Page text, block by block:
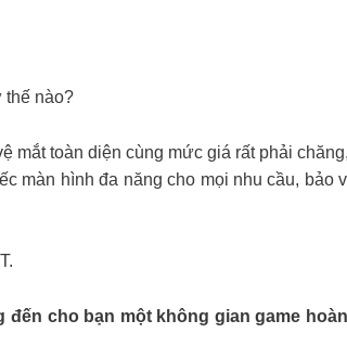
thế nào?
mắt toàn diện cùng mức giá rất phải
màn hình đa năng cho mọi nhu cầu, bảo
đến cho bạn một không gian game